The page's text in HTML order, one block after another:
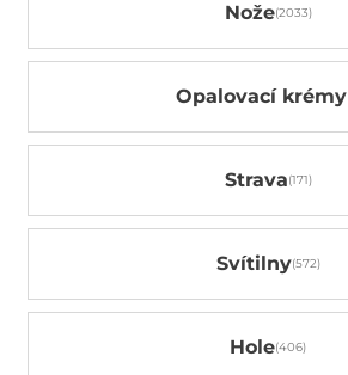
Nože
Opalovací krémy
Strava
Svítilny
Hole